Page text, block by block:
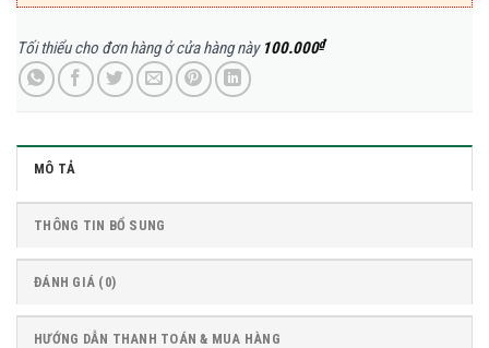
Tối thiểu cho đơn hàng ở cửa hàng này 100.000₫
MÔ TẢ
THÔNG TIN BỔ SUNG
ĐÁNH GIÁ (0)
HƯỚNG DẪN THANH TOÁN & MUA HÀNG